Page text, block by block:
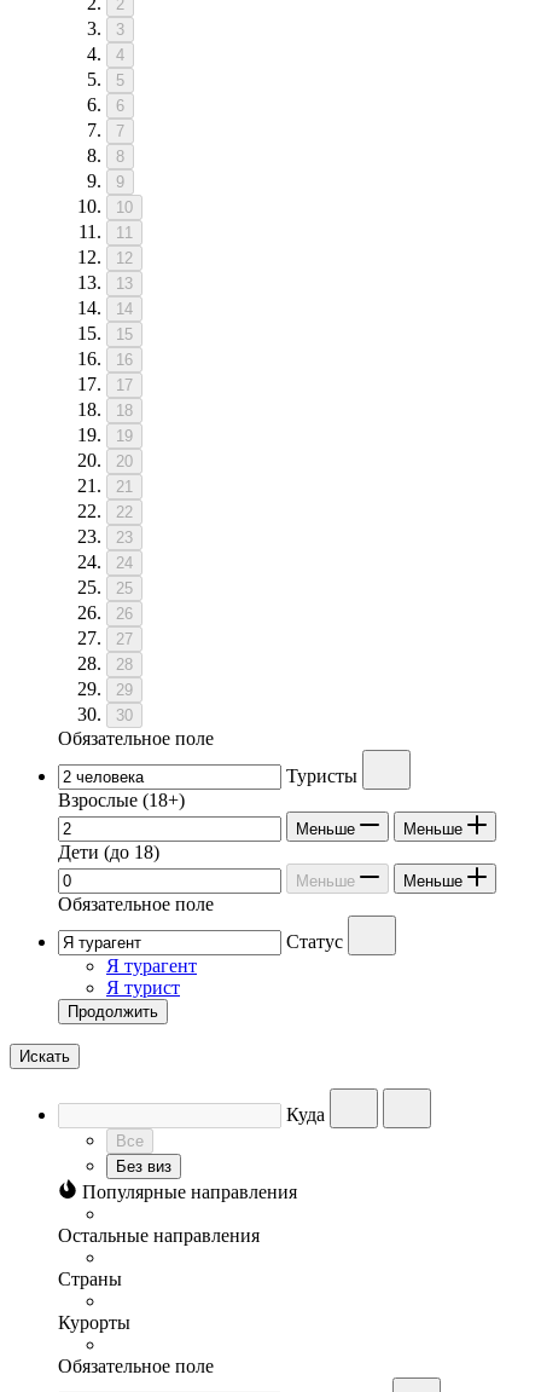
2
3
4
5
6
7
8
9
10
11
12
13
14
15
16
17
18
19
20
21
22
23
24
25
26
27
28
29
30
Обязательное поле
Туристы
Взрослые (18+)
Меньше Меньше
Дети (до 18)
Меньше Меньше
Обязательное поле
Статус
Я турагент
Я турист
Продолжить
Искать
Куда
Все
Без виз
Популярные направления
Остальные направления
Страны
Курорты
Обязательное поле